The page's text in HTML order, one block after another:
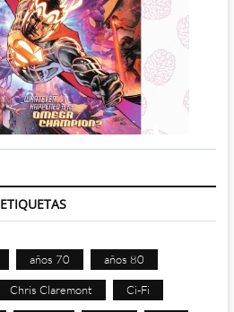
ETIQUETAS
años 70 años 80
Chris Claremont Ci-Fi